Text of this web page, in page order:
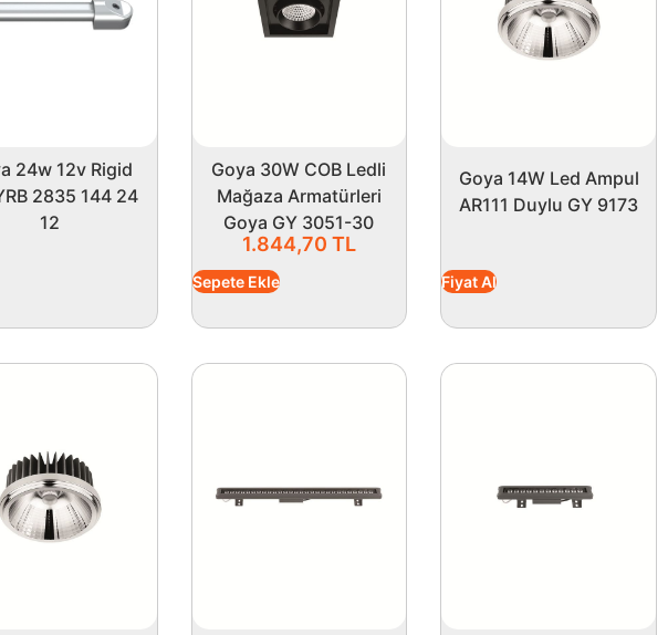
24w 12v Rigid
2835 144 24
12
Goya 30W COB Ledli
Mağaza Armatürleri
Goya GY 3051-30
1.844,70 TL
Sepete Ekle
Goya 14W Led Ampul
AR111 Duylu GY 9173
Fiyat Al